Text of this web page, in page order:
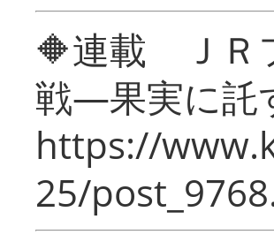
🔶連載 ＪＲ
戦―果実に託
https://
25/